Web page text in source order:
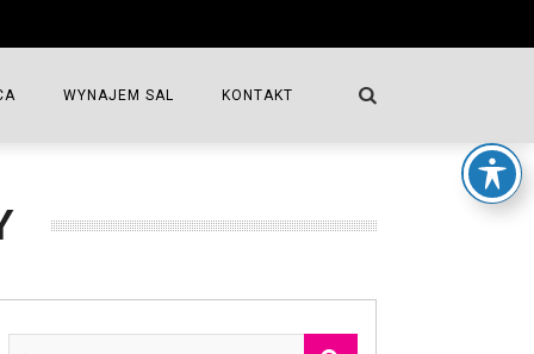
WYNAJEM SAL
WYNAJEM SALI LUSTRZANEJ
KONTAKT